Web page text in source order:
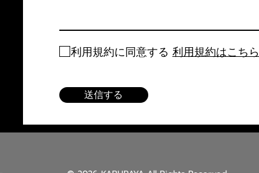
利用規約に同意する 利用規約はこちら
送信する